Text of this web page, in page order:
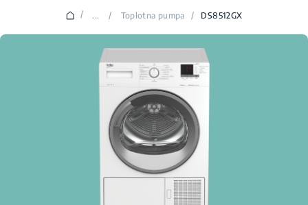
/ ... / Toplotna pumpa / DS8512GX